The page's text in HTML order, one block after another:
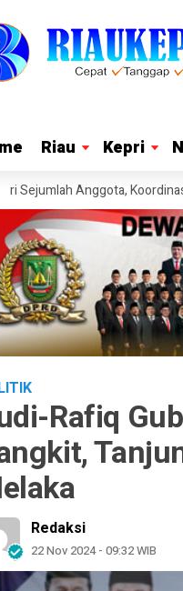
Riau Kepri
Riau Kepri
Anggota, Koordinasikan
Rafiq
Redaksi
22 Nov 2024 - 09:32 WIB